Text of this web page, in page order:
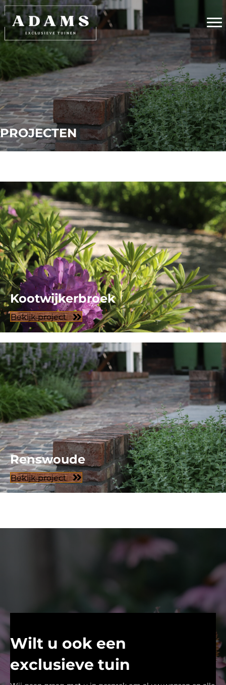
PROJECTEN
Bekijk project
Kootwijkerbroek
Bekijk project
Renswoude
Wilt u ook een
exclusieve tuin